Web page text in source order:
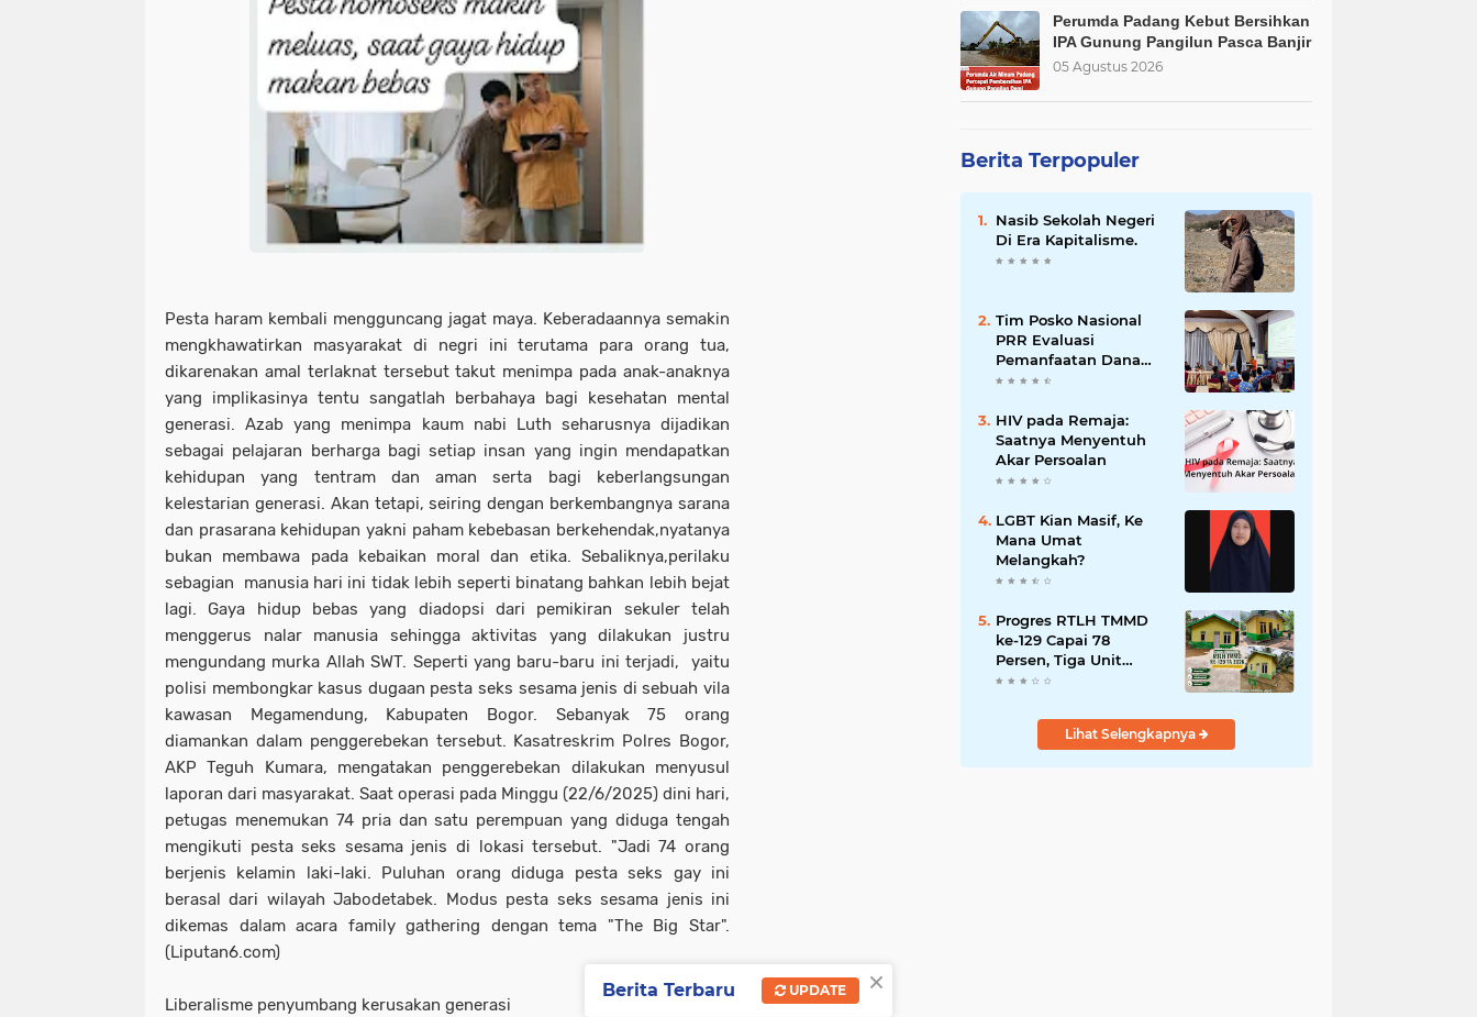
Pesta haram kembali mengguncang jagat maya. Keberadaannya semakin
mengkhawatirkan masyarakat di negri ini terutama para orang tua,
dikarenakan amal terlaknat tersebut takut menimpa pada anak-anaknya
yang implikasinya tentu sangatlah berbahaya bagi kesehatan mental
generasi. Azab yang menimpa kaum nabi Luth seharusnya dijadikan
sebagai pelajaran berharga bagi setiap insan yang ingin mendapatkan
kehidupan yang tentram dan aman serta bagi keberlangsungan
kelestarian generasi. Akan tetapi, seiring dengan berkembangnya sarana
dan prasarana kehidupan yakni paham kebebasan berkehendak,nyatanya
bukan membawa pada kebaikan moral dan etika. Sebaliknya,perilaku
sebagian manusia hari ini tidak lebih seperti binatang bahkan lebih bejat
lagi. Gaya hidup bebas yang diadopsi dari pemikiran sekuler telah
menggerus nalar manusia sehingga aktivitas yang dilakukan justru
mengundang murka Allah SWT. Seperti yang baru-baru ini terjadi, yaitu
polisi membongkar kasus dugaan pesta seks sesama jenis di sebuah vila
kawasan Megamendung, Kabupaten Bogor. Sebanyak 75 orang
diamankan dalam penggerebekan tersebut. Kasatreskrim Polres Bogor,
AKP Teguh Kumara, mengatakan penggerebekan dilakukan menyusul
laporan dari masyarakat. Saat operasi pada Minggu (22/6/2025) dini hari,
petugas menemukan 74 pria dan satu perempuan yang diduga tengah
mengikuti pesta seks sesama jenis di lokasi tersebut. "Jadi 74 orang
berjenis kelamin laki-laki. Puluhan orang diduga pesta seks gay ini
berasal dari wilayah Jabodetabek. Modus pesta seks sesama jenis ini
dikemas dalam acara family gathering dengan tema "The Big Star".
(Liputan6.com)
Liberalisme penyumbang kerusakan generasi
Perumda Padang Kebut Bersihkan
IPA Gunung Pangilun Pasca Banjir
05 Agustus 2026
Berita Terpopuler
Nasib Sekolah Negeri
Di Era Kapitalisme.
Tim Posko Nasional
PRR Evaluasi
Pemanfaatan Dana
TKD di Lima Puluh
HIV pada Remaja:
Saatnya Menyentuh
Akar Persoalan
LGBT Kian Masif, Ke
Mana Umat
Melangkah?
Progres RTLH TMMD
ke-129 Capai 78
Persen, Tiga Unit
Rumah Bantuan Mulai
Lihat Selengkapnya
×
Berita Terbaru UPDATE